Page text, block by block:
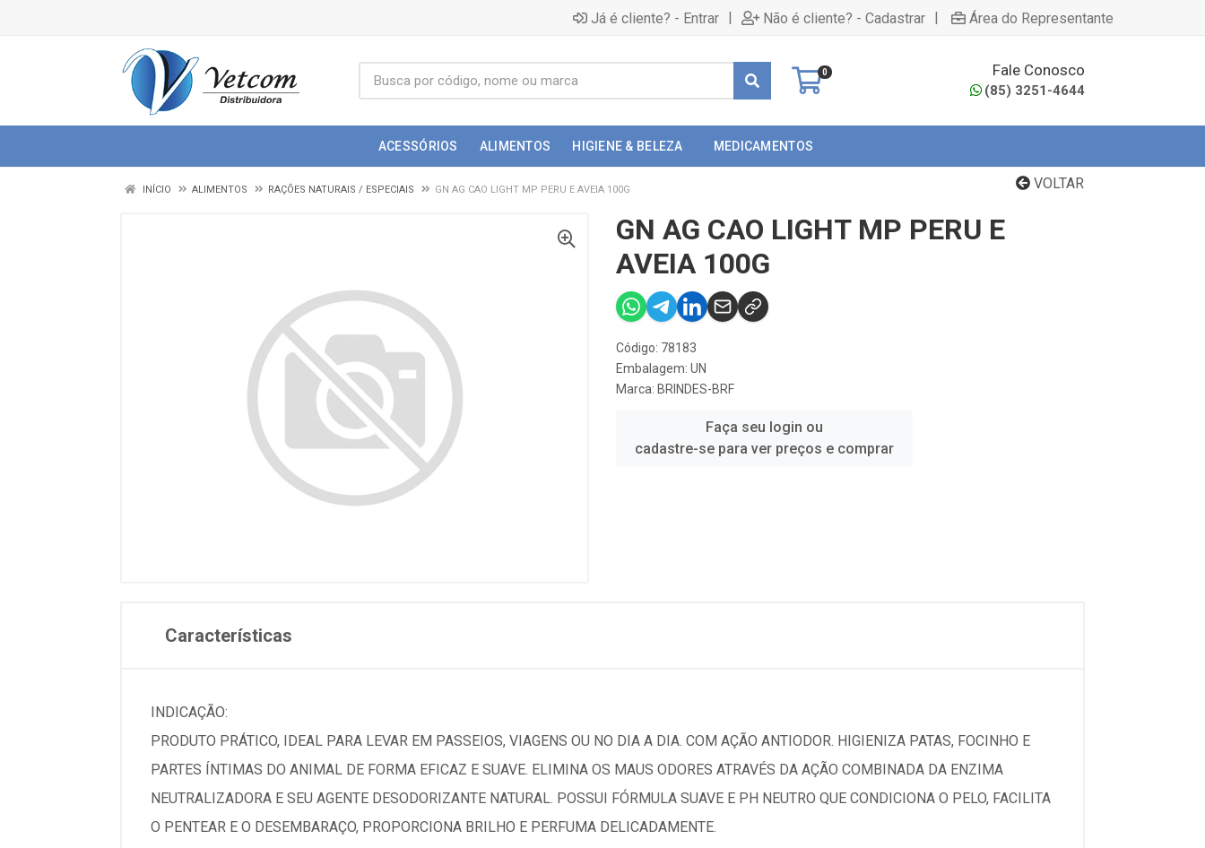
Já é cliente? - Entrar | Não é cliente? - Cadastrar | Área do Representante
0 Fale Conosco
(85) 3251-4644
ACESSÓRIOS ALIMENTOS HIGIENE & BELEZA MEDICAMENTOS
VOLTAR
INÍCIO ALIMENTOS RAÇÕES NATURAIS / ESPECIAIS GN AG CAO LIGHT MP PERU E AVEIA 100G
GN AG CAO LIGHT MP PERU E
AVEIA 100G
Código: 78183
Embalagem: UN
Marca: BRINDES-BRF
Faça seu login ou
cadastre-se para ver preços e comprar
Características
INDICAÇÃO:
PRODUTO PRÁTICO, IDEAL PARA LEVAR EM PASSEIOS, VIAGENS OU NO DIA A DIA. COM AÇÃO ANTIODOR. HIGIENIZA PATAS, FOCINHO E
PARTES ÍNTIMAS DO ANIMAL DE FORMA EFICAZ E SUAVE. ELIMINA OS MAUS ODORES ATRAVÉS DA AÇÃO COMBINADA DA ENZIMA
NEUTRALIZADORA E SEU AGENTE DESODORIZANTE NATURAL. POSSUI FÓRMULA SUAVE E PH NEUTRO QUE CONDICIONA O PELO, FACILITA
O PENTEAR E O DESEMBARAÇO, PROPORCIONA BRILHO E PERFUMA DELICADAMENTE.